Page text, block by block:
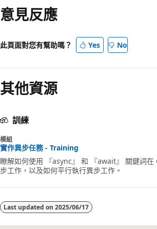
讀
模
已
用
意見反應
此頁面對您有幫助嗎？ Yes No
其他資源
訓練
模組
實作異步任務 - Training
瞭解如何使用 『async』 和 『await』 關鍵詞在
步工作，以及如何平行執行異步工作。
Last updated on 2025/06/17